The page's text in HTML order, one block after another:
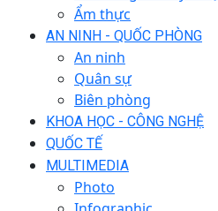
Ẩm thực
AN NINH - QUỐC PHÒNG
An ninh
Quân sự
Biên phòng
KHOA HỌC - CÔNG NGHỆ
QUỐC TẾ
MULTIMEDIA
Photo